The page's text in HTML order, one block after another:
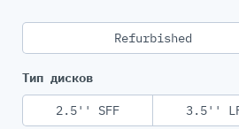
Refurbished
Тип дисков
2.5'' SFF 3.5''